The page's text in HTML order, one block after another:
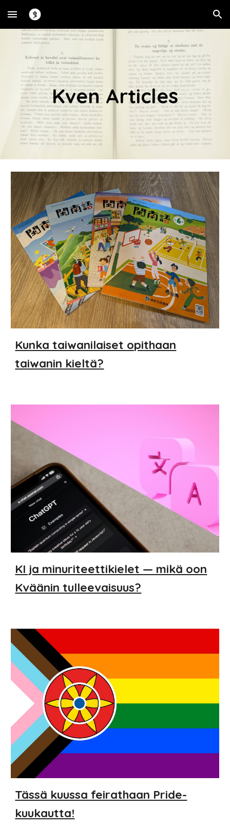
Skip to main content Skip to navigation
Kven Articles
Kunka taiwanilaiset opithaan
taiwanin kieltä?
KI ja minuriteettikielet — mikä oon
Kväänin tulleevaisuus?
Tässä kuussa feirathaan Pride-
kuukautta!